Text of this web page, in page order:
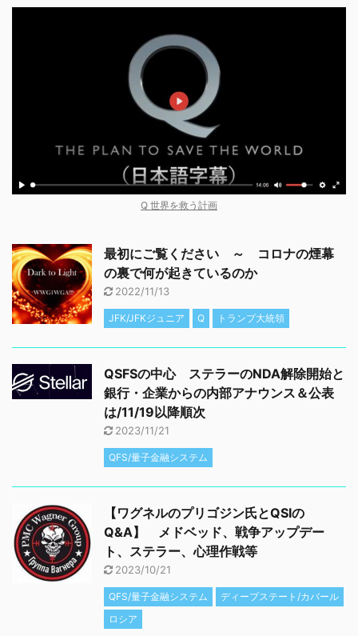
Q 世界を救う計画
最初にご覧ください ～ コロナの煙幕
の裏で何が起きているのか
2022/11/13
JFK/JFKジュニア Q トランプ大統領
QSFSの中心 ステラーのNDA解除開始と
銀行・企業からの内部アナウンス＆公表
は/11/19以降順次
2023/11/21
QFS/量子金融システム
【ワグネルのプリゴジン氏とQSIの
Q&A】 メドベッド、戦争アップデー
ト、ステラー、心理作戦等
2023/10/21
QFS/量子金融システム
ディープステート/カバール
ロシア